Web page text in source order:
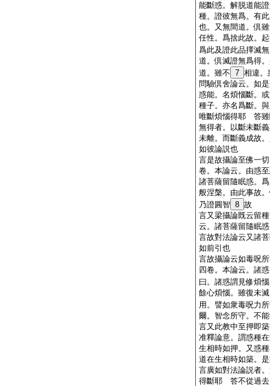
能斷惑。解脱道能
種。證彼無爲。有
也。又無間道。倶
任性。爲捨此故。
爲此及證此品擇滅
道。倶滅證無爲得
道。雖不 7 相違
問驗倶舍論云。如
惑能。名煩惱斷。
種子。亦名爲斷。
唯斷煩惱得耶 答雖
無得者。以斷未斷
未離。而斷義成故
如彼論説也
言是故攝論至佛一
卷。本論云。由惑
諸菩薩留隨眠惑。
般涅槃。由此事故
乃證圓智 8 故
言又梁攝論既云留
云。諸菩薩留隨眠
言故對法論云又諸
如前引也
言故攝論云如毒呪
四卷。本論云。諸
曰。諸惑謂見修煩
餘心煩惱。雖復未
用。譬如衆毒呪力
爾。智念所守。不
言又此教中至押即
准釋論意。謂惑種
生相時如押。又惑
道在生相時如築。
言廣如對法論説者
得斷耶 答不從過去